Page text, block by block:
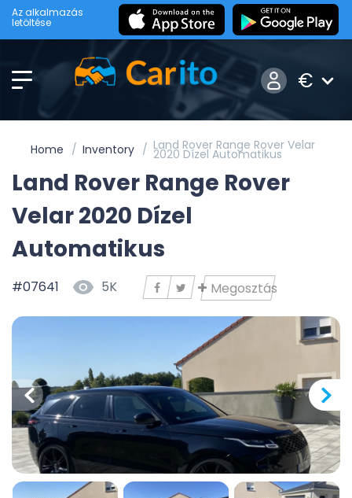
Az alkalmazás
letöltése
€
Home Inventory Land Rover Range Rover Velar
2020 Dízel Automatikus
Land Rover Range Rover
Velar 2020 Dízel
Automatikus
#07641 5K Megosztás